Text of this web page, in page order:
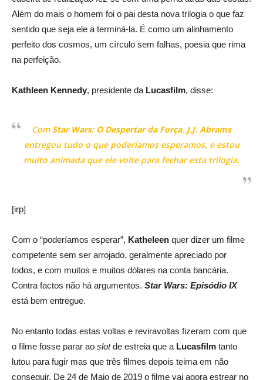
Além do mais o homem foi o pai desta nova trilogia o que faz
sentido que seja ele a terminá-la. É como um alinhamento
perfeito dos cosmos, um círculo sem falhas, poesia que rima
na perfeição.
Kathleen Kennedy, presidente da Lucasfilm, disse:
ComStar Wars: O Despertar da Força, J.J. Abrams
entregou tudo o que poderíamos esperamos, e estou
muito animada que ele volte para fechar esta trilogia.
[irp]
Com o “poderíamos esperar”, Katheleen quer dizer um filme
competente sem ser arrojado, geralmente apreciado por
todos, e com muitos e muitos dólares na conta bancária.
Contra factos não há argumentos. Star Wars: Episódio IX
está bem entregue.
No entanto todas estas voltas e reviravoltas fizeram com que
o filme fosse parar ao slotde estreia que a Lucasfilm tanto
lutou para fugir mas que três filmes depois teima em não
conseguir. De 24 de Maio de 2019 o filme vai agora estrear no